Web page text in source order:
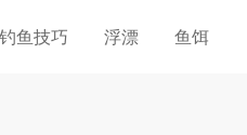
钓鱼技巧 浮漂 鱼饵